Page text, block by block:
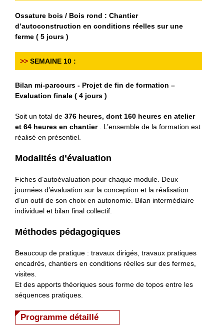
Ossature bois / Bois rond : Chantier
d’autoconstruction en conditions réelles sur une
ferme ( 5 jours )
>> SEMAINE 10 :
Bilan mi-parcours - Projet de fin de formation –
Evaluation finale ( 4 jours )
Soit un total de 376 heures, dont 160 heures en atelier
et 64 heures en chantier
. L’ensemble de la formation est
réalisé en présentiel.
Modalités d’évaluation
Fiches d’autoévaluation pour chaque module. Deux
journées d’évaluation sur la conception et la réalisation
d’un outil de son choix en autonomie. Bilan intermédiaire
individuel et bilan final collectif.
Méthodes pédagogiques
Beaucoup de pratique : travaux dirigés, travaux pratiques
encadrés, chantiers en conditions réelles sur des fermes,
visites.
Et des apports théoriques sous forme de topos entre les
séquences pratiques.
Programme détaillé